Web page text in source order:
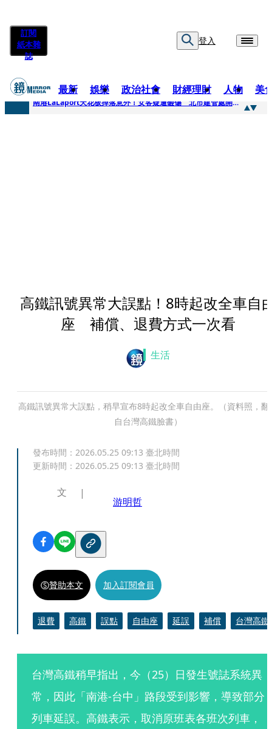
訂閱
紙本雜
誌
登入
最新 娛樂 政治社會 財經理財 人物 美
快訊
南港LaLaport天花板掉落意外！女客疑遭砸傷 北市建管處開罰30萬
高鐵訊號異常大誤點！8時起改全車自
座 補償、退費方式一次看
生活
高鐵訊號異常大誤點，稍早宣布8時起改全車自由座。（資料照，翻
自台灣高鐵臉書）
發布時間： 2026.05.25 09:13 臺北時間
更新時間： 2026.05.25 09:13 臺北時間
文
游明哲
贊助本文 加入訂閱會員
退費 高鐵 誤點 自由座 延誤 補償 台灣高鐵
台灣高鐵稍早指出，今（25）日發生號誌系統異
常，因此「南港-台中」路段受到影響，導致部分
列車延誤。高鐵表示，取消原班表各班次列車，